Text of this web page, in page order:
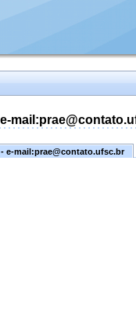
- e-mail:prae@contato.ufsc.br